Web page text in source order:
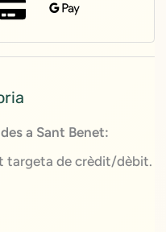
a Sant Benet:
targeta de crèdit/dèbit.